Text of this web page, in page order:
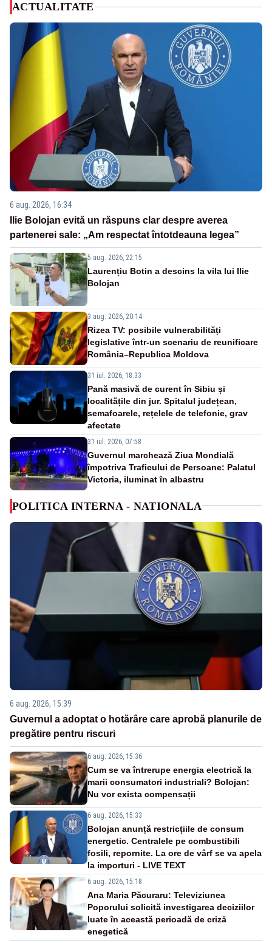
ACTUALITATE
6 aug. 2026, 16:34
Ilie Bolojan evită un răspuns clar despre averea
partenerei sale: „Am respectat întotdeauna legea”
5 aug. 2026, 22:15
Laurențiu Botin a descins la vila lui Ilie
Bolojan
3 aug. 2026, 20:14
Rizea TV: posibile vulnerabilități
legislative într-un scenariu de reunificare
România–Republica Moldova
31 iul. 2026, 18:33
Pană masivă de curent în Sibiu și
localitățile din jur. Spitalul județean,
semafoarele, rețelele de telefonie, grav
afectate
31 iul. 2026, 07:58
Guvernul marchează Ziua Mondială
împotriva Traficului de Persoane: Palatul
Victoria, iluminat în albastru
POLITICA INTERNA - NATIONALA
6 aug. 2026, 15:39
Guvernul a adoptat o hotărâre care aprobă planurile de
pregătire pentru riscuri
6 aug. 2026, 15:36
Cum se va întrerupe energia electrică la
marii consumatori industriali? Bolojan:
Nu vor exista compensații
6 aug. 2026, 15:33
Bolojan anunță restricțiile de consum
energetic. Centralele pe combustibili
fosili, repornite. La ore de vârf se va apela
la importuri - LIVE TEXT
6 aug. 2026, 15:18
Ana Maria Păcuraru: Televiziunea
Poporului solicită investigarea deciziilor
luate în această perioadă de criză
enegetică